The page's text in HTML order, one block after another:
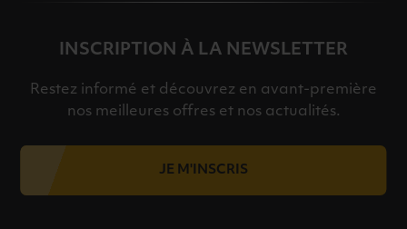
INSCRIPTION À LA NEWSLETTER
Restez informé et découvrez en avant-première
nos meilleures offres et nos actualités.
JE M'INSCRIS